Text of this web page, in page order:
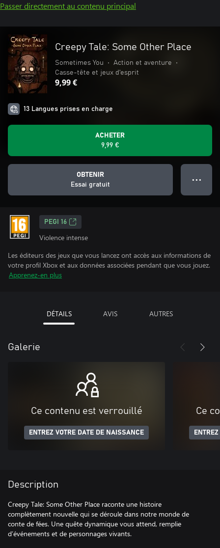
Passer directement au contenu principal
Creepy Tale: Some Other Place
Sometimes You • Action et aventure
•
Casse-tête et jeux d'esprit
9,99 €
13 Langues prises en charge
ACHETER
9,99 €
OBTENIR
Essai gratuit
● ● ●
PEGI 16
Violence intense
Les éditeurs des jeux que vous lancez ont accès aux informations de
votre profil Xbox et aux données associées pendant que vous jouez.
Apprenez-en plus
DÉTAILS AVIS AUTRES
Galerie
Ce contenu est verrouillé
ENTREZ VOTRE DATE DE NAISSANCE
Ce
Description
Creepy Tale: Some Other Place raconte une histoire
complètement nouvelle qui se déroule dans notre monde de
conte de fées. Une quête dynamique vous attend, remplie
d’événements et de personnages vivants.